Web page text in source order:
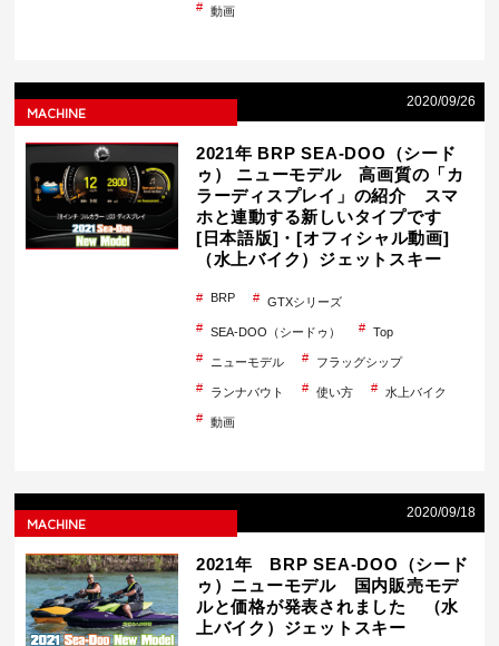
動画
2020/09/26
MACHINE
2021年 BRP SEA-DOO（シード
ゥ） ニューモデル 高画質の「カ
ラーディスプレイ」の紹介 スマ
ホと連動する新しいタイプです
[日本語版]・[オフィシャル動画]
（水上バイク）ジェットスキー
BRP GTXシリーズ
SEA-DOO（シードゥ） Top
ニューモデル フラッグシップ
ランナバウト 使い方 水上バイク
動画
2020/09/18
MACHINE
2021年 BRP SEA-DOO（シード
ゥ）ニューモデル 国内販売モデ
ルと価格が発表されました （水
上バイク）ジェットスキー